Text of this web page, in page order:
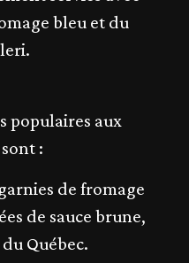
bleu et du
populaires aux
:
de fromage
de sauce brune,
Québec.